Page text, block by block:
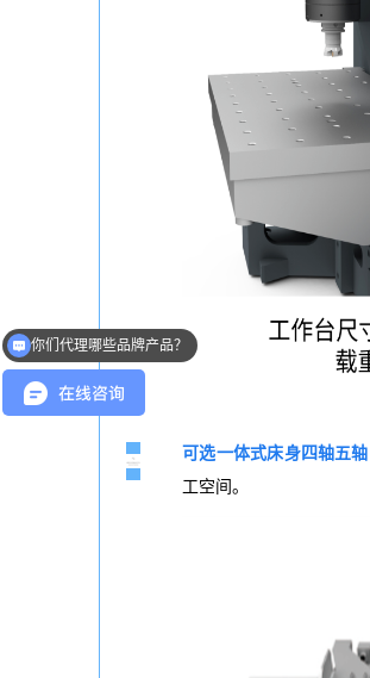
可选一体式床身四轴五轴
工空间。
联系方式多少？